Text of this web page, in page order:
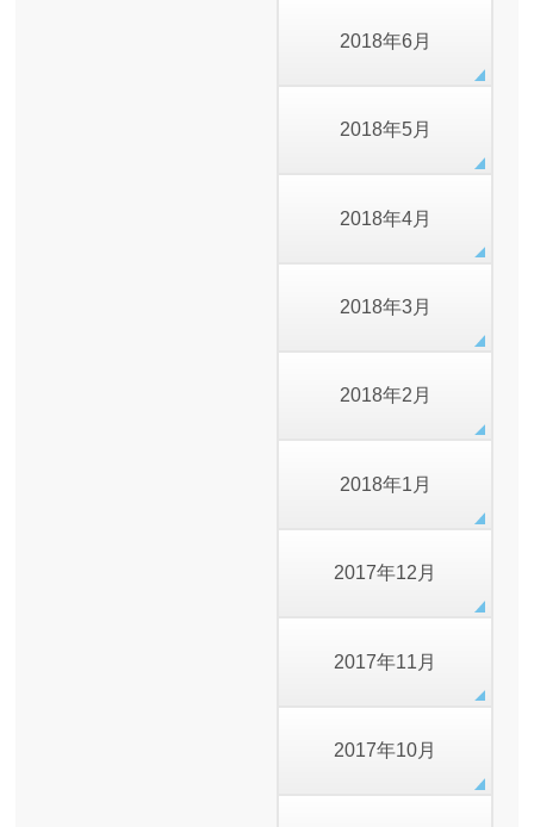
2018年6月
2018年5月
2018年4月
2018年3月
2018年2月
2018年1月
2017年12月
2017年11月
2017年10月